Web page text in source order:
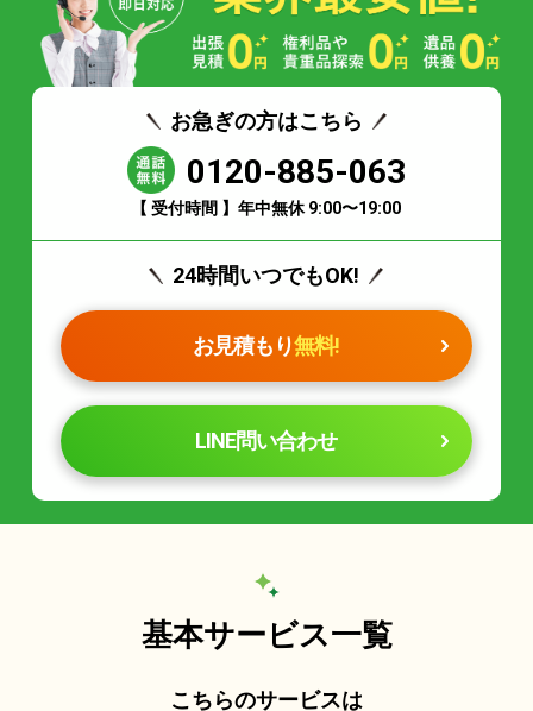
お急ぎの方はこちら
0120-885-063
【 受付時間 】年中無休 9:00〜19:00
24時間いつでもOK!
お見積もり無料!
LINE問い合わせ
基本サービス一覧
こちらのサービスは